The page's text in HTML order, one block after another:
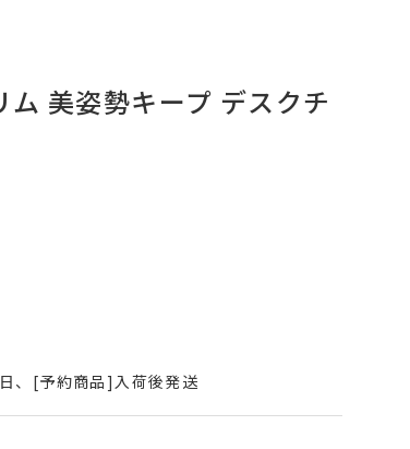
美姿勢キープ デスクチ
、[予約商品]入荷後発送